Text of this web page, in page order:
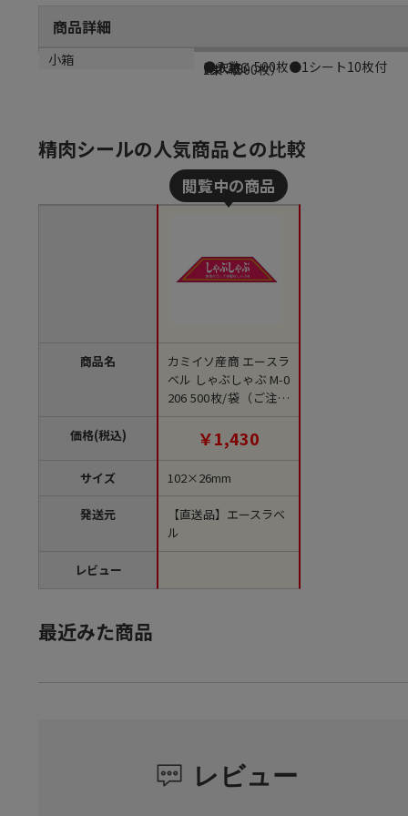
商品詳細
商品説明
●入数：500枚●1シート10枚付
メーカー品番
M-0206
材質
光沢紙
小箱
1束（500枚）
精肉シールの人気商品との比較
商品名
価格(税込)
サイズ
発送元
レビュー
カミイソ産商 エースラ
ベル しゃぶしゃぶ M-0
206 500枚/袋（ご注文
単位1袋）【直送品】
￥1,430
102×26mm
【直送品】エースラベ
ル
最近みた商品
レビュー